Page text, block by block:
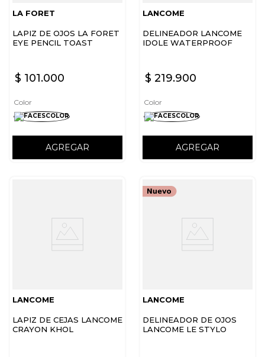
LA FORET
LAPIZ DE OJOS LA FORET
EYE PENCIL TOAST
$ 101.000
Color
AGREGAR
LANCOME
DELINEADOR LANCOME
IDOLE WATERPROOF
$ 219.900
Color
AGREGAR
LANCOME
LAPIZ DE CEJAS LANCOME
CRAYON KHOL
LANCOME
DELINEADOR DE OJOS
LANCOME LE STYLO